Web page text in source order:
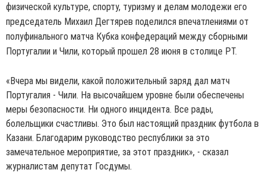
физической культуре, спорту, туризму и делам молодежи его
председатель Михаил Дегтярев поделился впечатлениями от
полуфинального матча Кубка конфедераций между сборными
Португалии и Чили, который прошел 28 июня в столице РТ.
«Вчера мы видели, какой положительный заряд дал матч
Португалия - Чили. На высочайшем уровне были обеспечены
меры безопасности. Ни одного инцидента. Все рады,
болельщики счастливы. Это был настоящий праздник футбола в
Казани. Благодарим руководство республики за это
замечательное мероприятие, за этот праздник», - сказал
журналистам депутат Госдумы.